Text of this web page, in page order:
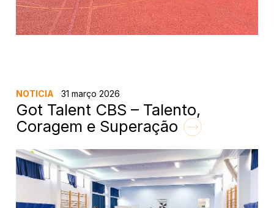
NOTICIA 31 março 2026
Got Talent CBS – Talento,
Coragem e Superação